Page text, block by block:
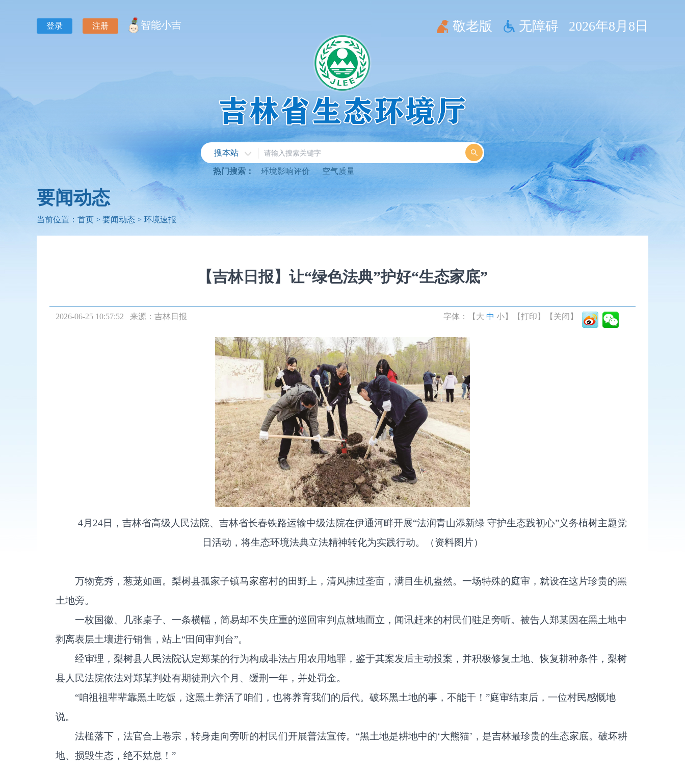
登录 注册 智能小吉 敬老版 无障碍 2026年8月8日
搜本站
热门搜索： 环境影响评价 空气质量
要闻动态
当前位置： 首页 > 要闻动态 > 环境速报
【吉林日报】让“绿色法典”护好“生态家底”
2026-06-25 10:57:52 来源： 吉林日报 字体：【 大 中 小】 【打印】 【关闭】
4月24日，吉林省高级人民法院、吉林省长春铁路运输中级法院在伊通河畔开展“法润青山添新绿 守护生态践初心”义务植树主题党
日活动，将生态环境法典立法精神转化为实践行动。（资料图片）
万物竞秀，葱茏如画。梨树县孤家子镇马家窑村的田野上，清风拂过垄亩，满目生机盎然。一场特殊的庭审，就设在这片珍贵的黑
土地旁。
一枚国徽、几张桌子、一条横幅，简易却不失庄重的巡回审判点就地而立，闻讯赶来的村民们驻足旁听。被告人郑某因在黑土地中
剥离表层土壤进行销售，站上“田间审判台”。
经审理，梨树县人民法院认定郑某的行为构成非法占用农用地罪，鉴于其案发后主动投案，并积极修复土地、恢复耕种条件，梨树
县人民法院依法对郑某判处有期徒刑六个月、缓刑一年，并处罚金。
“咱祖祖辈辈靠黑土吃饭，这黑土养活了咱们，也将养育我们的后代。破坏黑土地的事，不能干！”庭审结束后，一位村民感慨地
说。
法槌落下，法官合上卷宗，转身走向旁听的村民们开展普法宣传。“黑土地是耕地中的‘大熊猫’，是吉林最珍贵的生态家底。破坏耕
地、损毁生态，绝不姑息！”